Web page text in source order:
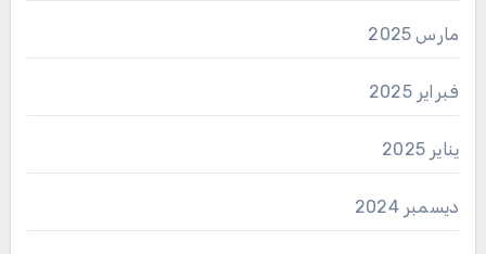
مارس 2025
فبراير 2025
يناير 2025
ديسمبر 2024